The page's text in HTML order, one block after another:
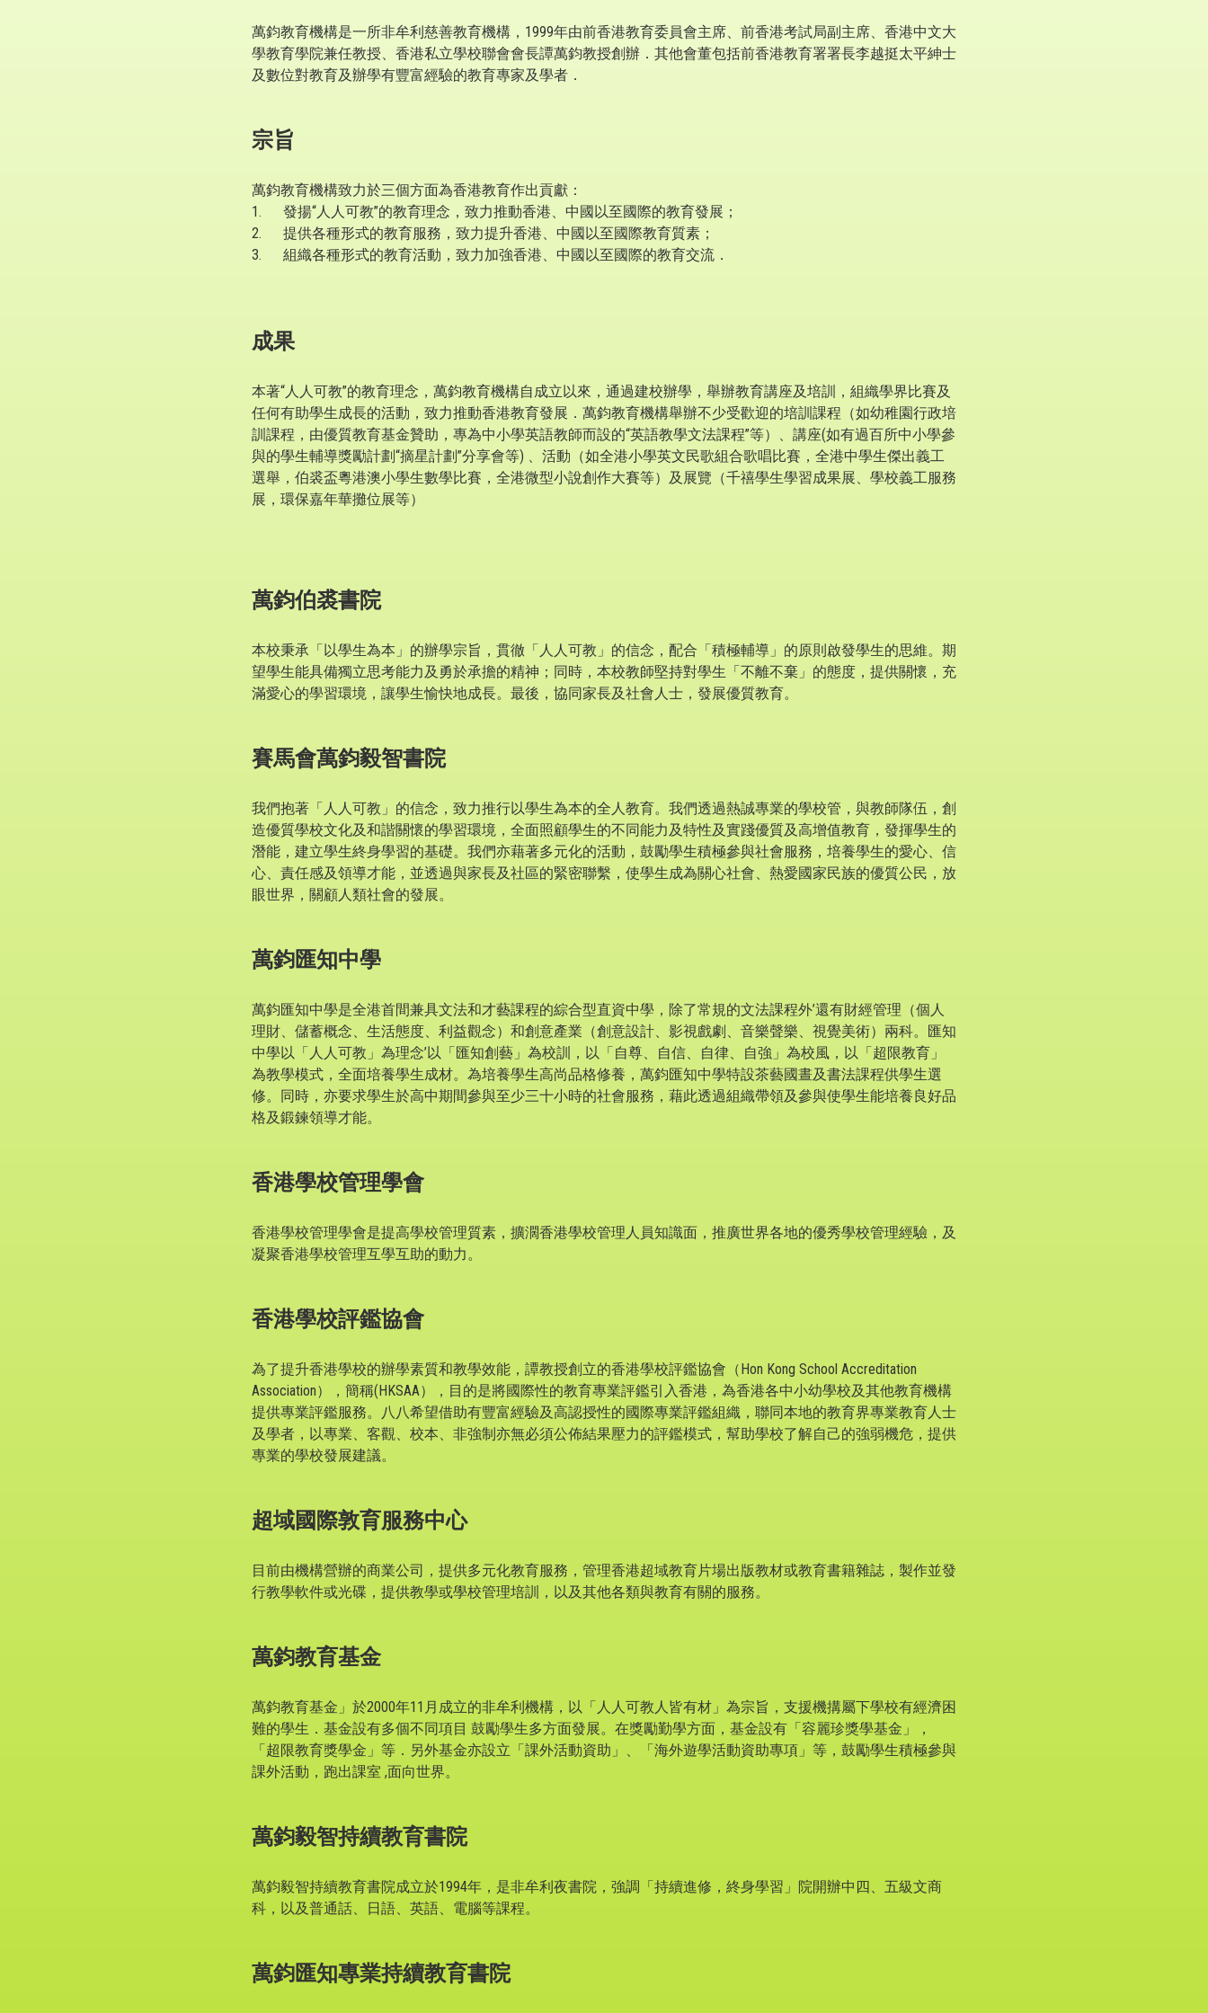
萬鈞教育機構是一所非牟利慈善教育機構，1999年由前香港教育委員會主席、前香港考試局副主席、香港中文大
學教育學院兼任教授、香港私立學校聯會會長譚萬鈞教授創辦．其他會董包括前香港教育署署長李越挺太平紳士
及數位對教育及辦學有豐富經驗的教育專家及學者．
宗旨
萬鈞教育機構致力於三個方面為香港教育作出貢獻：
1. 發揚“人人可教”的教育理念，致力推動香港、中國以至國際的教育發展；
2. 提供各種形式的教育服務，致力提升香港、中國以至國際教育質素；
3. 組織各種形式的教育活動，致力加強香港、中國以至國際的教育交流．
成果
本著“人人可教”的教育理念，萬鈞教育機構自成立以來，通過建校辦學，舉辦教育講座及培訓，組織學界比賽及
任何有助學生成長的活動，致力推動香港教育發展．萬鈞教育機構舉辦不少受歡迎的培訓課程（如幼稚園行政培
訓課程，由優質教育基金贊助，專為中小學英語教師而設的“英語教學文法課程”等）、講座(如有過百所中小學參
與的學生輔導獎勵計劃“摘星計劃”分享會等) 、活動（如全港小學英文民歌組合歌唱比賽，全港中學生傑出義工
選舉，伯裘盃粵港澳小學生數學比賽，全港微型小說創作大賽等）及展覽（千禧學生學習成果展、學校義工服務
展，環保嘉年華攤位展等）
萬鈞伯裘書院
本校秉承「以學生為本」的辦學宗旨，貫徹「人人可教」的信念，配合「積極輔導」的原則啟發學生的思維。期
望學生能具備獨立思考能力及勇於承擔的精神；同時，本校教師堅持對學生「不離不棄」的態度，提供關懷，充
滿愛心的學習環境，讓學生愉快地成長。最後，協同家長及社會人士，發展優質教育。
賽馬會萬鈞毅智書院
我們抱著「人人可教」的信念，致力推行以學生為本的全人教育。我們透過熱誠專業的學校管，與教師隊伍，創
造優質學校文化及和諧關懷的學習環境，全面照顧學生的不同能力及特性及實踐優質及高增值教育，發揮學生的
潛能，建立學生終身學習的基礎。我們亦藉著多元化的活動，鼓勵學生積極參與社會服務，培養學生的愛心、信
心、責任感及領導才能，並透過與家長及社區的緊密聯繫，使學生成為關心社會、熱愛國家民族的優質公民，放
眼世界，關顧人類社會的發展。
萬鈞匯知中學
萬鈞匯知中學是全港首間兼具文法和才藝課程的綜合型直資中學，除了常規的文法課程外’還有財經管理（個人
理財、儲蓄概念、生活態度、利益觀念）和創意產業（創意設計、影視戲劇、音樂聲樂、視覺美術）兩科。匯知
中學以「人人可教」為理念’以「匯知創藝」為校訓，以「自尊、自信、自律、自強」為校風，以「超限教育」
為教學模式，全面培養學生成材。為培養學生高尚品格修養，萬鈞匯知中學特設茶藝國晝及書法課程供學生選
修。同時，亦要求學生於高中期間參與至少三十小時的社會服務，藉此透過組織帶領及參與使學生能培養良好品
格及鍛鍊領導才能。
香港學校管理學會
香港學校管理學會是提高學校管理質素，擴濶香港學校管理人員知識面，推廣世界各地的優秀學校管理經驗，及
凝聚香港學校管理互學互助的動力。
香港學校評鑑協會
為了提升香港學校的辦學素質和教學效能，譚教授創立的香港學校評鑑協會（Hon Kong School Accreditation
Association），簡稱(HKSAA），目的是將國際性的教育專業評鑑引入香港，為香港各中小幼學校及其他教育機構
提供專業評鑑服務。八八希望借助有豐富經驗及高認授性的國際專業評鑑組織，聯同本地的教育界專業教育人士
及學者，以專業、客觀、校本、非強制亦無必須公佈結果壓力的評鑑模式，幫助學校了解自己的強弱機危，提供
專業的學校發展建議。
超域國際敦育服務中心
目前由機構營辦的商業公司，提供多元化教育服務，管理香港超域教育片場出版教材或教育書籍雜誌，製作並發
行教學軟件或光碟，提供教學或學校管理培訓，以及其他各類與教育有關的服務。
萬鈞教育基金
萬鈞教育基金」於2000年11月成立的非牟利機構，以「人人可教人皆有材」為宗旨，支援機搆屬下學校有經濟困
難的學生．基金設有多個不同項目 鼓勵學生多方面發展。在獎勵勤學方面，基金設有「容麗珍獎學基金」，
「超限教育獎學金」等．另外基金亦設立「課外活動資助」、「海外遊學活動資助專項」等，鼓勵學生積極參與
課外活動，跑出課室 ,面向世界。
萬鈞毅智持續教育書院
萬鈞毅智持續教育書院成立於1994年，是非牟利夜書院，強調「持續進修，終身學習」院開辦中四、五級文商
科，以及普通話、日語、英語、電腦等課程。
萬鈞匯知專業持續教育書院